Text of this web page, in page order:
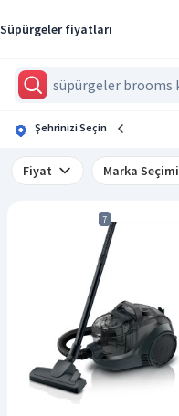
Süpürgeler fiyatları
Şehrinizi Seçin
Fiyat Marka Seçimi
7